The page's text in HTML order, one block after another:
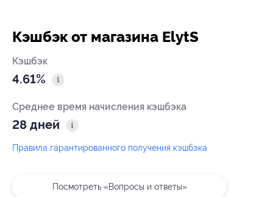
Кэшбэк от магазина ElytS
Кэшбэк
4.61%
Среднее время начисления кэшбэка
28 дней
Правила гарантированного получения кэшбэка
Посмотреть «Вопросы и ответы»